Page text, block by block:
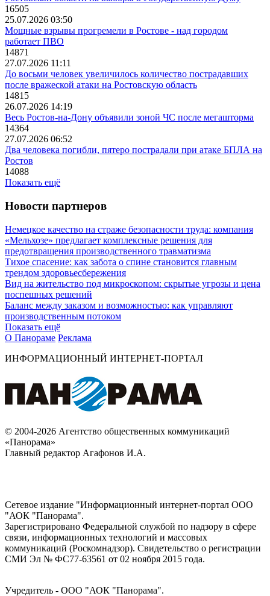
16505
25.07.2026 03:50
Мощные взрывы прогремели в Ростове - над городом
работает ПВО
14871
27.07.2026 11:11
До восьми человек увеличилось количество пострадавших
после вражеской атаки на Ростовскую область
14815
26.07.2026 14:19
Весь Ростов-на-Дону объявили зоной ЧС после мегашторма
14364
27.07.2026 06:52
Два человека погибли, пятеро пострадали при атаке БПЛА на
Ростов
14088
Показать ещё
Новости партнеров
Немецкое качество на страже безопасности труда: компания
«Мельхозе» предлагает комплексные решения для
предотвращения производственного травматизма
Тихое спасение: как забота о спине становится главным
трендом здоровьесбережения
Вид на жительство под микроскопом: скрытые угрозы и цена
поспешных решений
Баланс между заказом и возможностью: как управляют
производственным потоком
Показать ещё
О Панораме Реклама
ИНФОРМАЦИОННЫЙ ИНТЕРНЕТ-ПОРТАЛ
© 2004-2026 Агентство общественных коммуникаций
«Панорама»
Главный редактор Агафонов И.А.
Сетевое издание "Информационный интернет-портал ООО
"АОК "Панорама".
Зарегистрировано Федеральной службой по надзору в сфере
связи, информационных технологий и массовых
коммуникаций (Роскомнадзор). Cвидетельство о регистрации
СМИ Эл № ФС77-63561 от 02 ноября 2015 года.
Учредитель - ООО "АОК "Панорама".